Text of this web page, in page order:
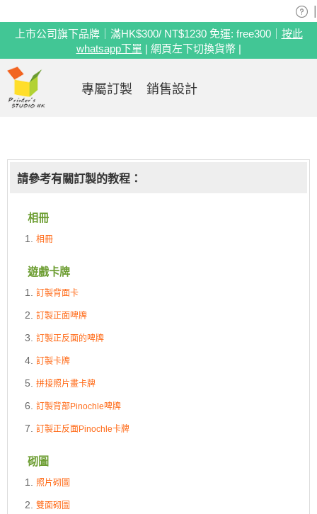
請參考有關訂製的教程：
相冊
相冊
遊戲卡牌
訂製背面卡
訂製正面啤牌
訂製正反面的啤牌
訂製卡牌
拼接照片畫卡牌
訂製背部Pinochle啤牌
訂製正反面Pinochle卡牌
砌圖
照片砌圖
雙面砌圖
上市公司旗下品牌｜滿HK$300/ NT$1230 免運: free300｜ 按此
whatsapp下單 | 網頁左下切換貨幣 |
專屬訂製 銷售設計